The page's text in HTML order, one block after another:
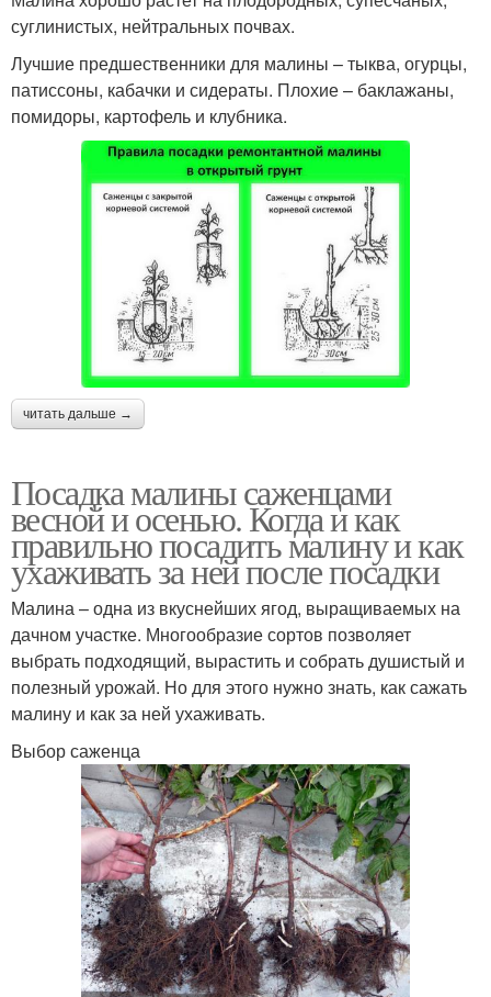
суглинистых, нейтральных почвах.
Лучшие предшественники для малины – тыква, огурцы,
патиссоны, кабачки и сидераты. Плохие – баклажаны,
помидоры, картофель и клубника.
читать дальше →
Посадка малины саженцами
весной и осенью. Когда и как
правильно посадить малину и как
ухаживать за ней после посадки
Малина – одна из вкуснейших ягод, выращиваемых на
дачном участке. Многообразие сортов позволяет
выбрать подходящий, вырастить и собрать душистый и
полезный урожай. Но для этого нужно знать, как сажать
малину и как за ней ухаживать.
Выбор саженца